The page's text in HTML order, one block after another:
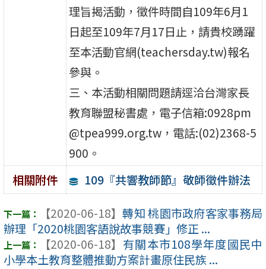
理旨揭活動，徵件時間自109年6月1
日起至109年7月17日止，請貴校踴躍
至本活動官網(teachersday.tw)報名
參與。
三、本活動相關問題請逕洽台灣家長
教育聯盟秘書處，電子信箱:0928pm
@tpea999.org.tw，電話:(02)2368-5
900。
相關附件
109『共響教師節』敬師徵件辦法
【2020-06-18】 轉知 桃園市政府客家事務局
辦理「2020桃園客語說故事競賽」修正 ...
【2020-06-18】 有關本市108學年度國民中
小學本土教育整體推動方案計畫原住民族 ...